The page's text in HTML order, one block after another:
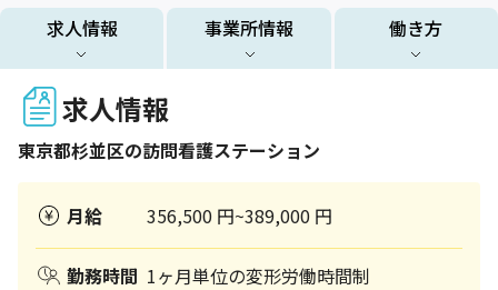
求人情報 事業所情報 働き方
求人情報
東京都杉並区の訪問看護ステーション
月給 356,500 円~389,000 円
勤務時間 1ヶ月単位の変形労働時間制